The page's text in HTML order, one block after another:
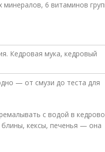
минералов, 6 витаминов
— от смузи до теста для
с водой в
кексы, печенья — она